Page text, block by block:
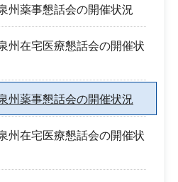
州薬事懇話会の開催状況
州在宅医療懇話会の開催状
州薬事懇話会の開催状況
州在宅医療懇話会の開催状